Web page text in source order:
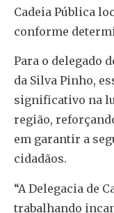
Cadeia Pública
conforme
Para o delegado
da Silva Pinho,
significativo na
região,
em garantir a
cidadãos.
“A Delegacia de
trabalhando